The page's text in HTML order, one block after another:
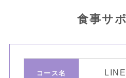
食事サ
コース名